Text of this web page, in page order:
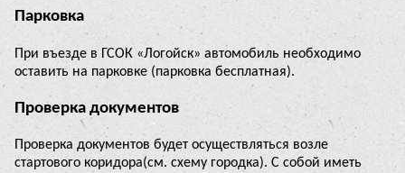
Парковка
При въезде в ГСОК «Логойск» автомобиль необходимо
оставить на парковке (парковка бесплатная).
Проверка документов
Проверка документов будет осуществляться возле
стартового коридора(см. схему городка). С собой иметь